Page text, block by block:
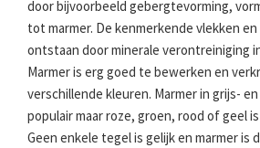
door bijvoorbeeld gebergtevorming,
tot marmer. De kenmerkende vlekken
ontstaan door minerale verontreiniging
Marmer is erg goed te bewerken en
verschillende kleuren. Marmer in grijs-
populair maar roze, groen, rood of geel
Geen enkele tegel is gelijk en marmer is